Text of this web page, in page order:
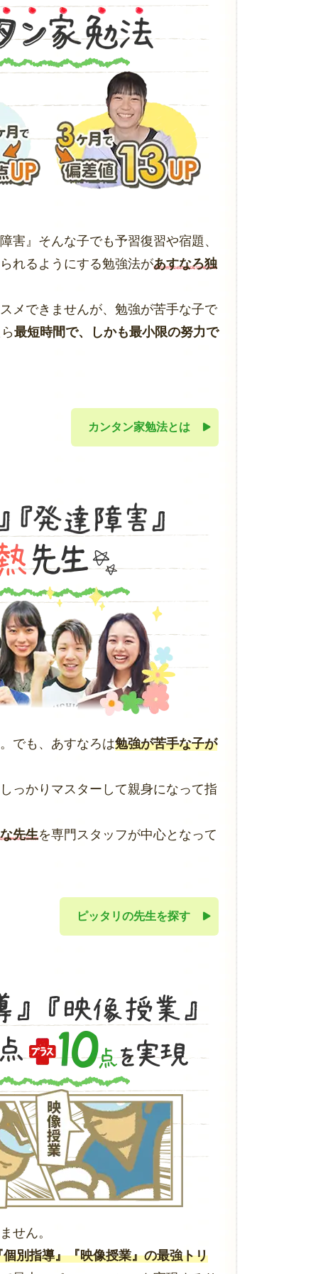
害』そんな子でも予習復習や宿題、
れるようにする勉強法があすなろ独
メできませんが、勉強が苦手な子で
最短時間で、しかも最小限の努力で
カンタン家勉法とは
でも、あすなろは勉強が苦手な子が
っかりマスターして親身になって指
先生を専門スタッフが中心となって
ピッタリの先生を探す
せん。
別指導』『映像授業』の最強トリ